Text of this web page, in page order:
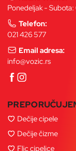
Ponedeljak -
Telefon:
021 426 577
Email adresa:
info@vozic.rs
Dečije cipele
Dečije čizme
Flic cipelice